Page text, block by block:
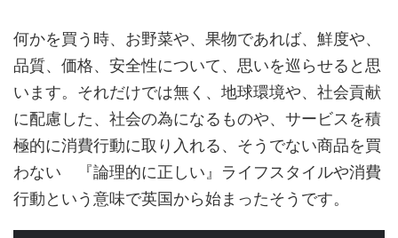
何かを買う時、お野菜や、果物であれば、鮮度や、
品質、価格、安全性について、思いを巡らせると思
います。それだけでは無く、地球環境や、社会貢献
に配慮した、社会の為になるものや、サービスを積
極的に消費行動に取り入れる、そうでない商品を買
わない 『論理的に正しい』ライフスタイルや消費
行動という意味で英国から始まったそうです。